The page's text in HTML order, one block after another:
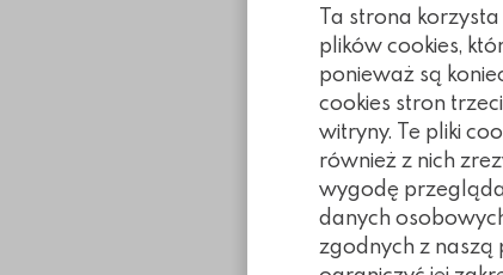
Ta strona
plików cookies,
ponieważ są
cookies stron
witryny. Te pliki
również z nich
wygodę
danych
zgodnych z
Inne z tej